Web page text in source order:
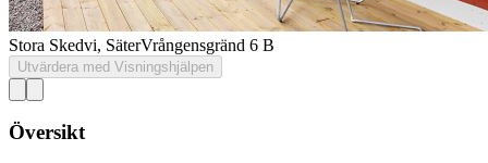
Stora Skedvi, SäterVrångensgränd 6 B
Utvärdera med Visningshjälpen
Översikt